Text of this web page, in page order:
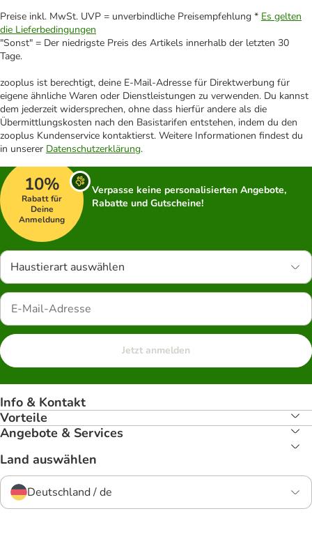
Preise inkl. MwSt. UVP = unverbindliche Preisempfehlung * Es gelten
die Lieferbedingungen
"Sonst" = Der niedrigste Preis des Artikels innerhalb der letzten 30
Tage.
zooplus ist berechtigt, deine E-Mail-Adresse für Direktwerbung für
eigene ähnliche Waren oder Dienstleistungen zu verwenden. Du kannst
dem jederzeit widersprechen, ohne dass hierfür andere als die
Übermittlungskosten nach den Basistarifen entstehen, indem du den
zooplus Kundenservice kontaktierst. Weitere Informationen findest du
in unserer Datenschutzerklärung.
10%
Rabatt für
Deine
Anmeldung
Verpasse keine personalisierten Angebote,
Rabatte und Gutscheine!
Haustierart auswählen
Jetzt anmelden
Info & Kontakt
Vorteile
Angebote & Services
Land auswählen
Deutschland / de